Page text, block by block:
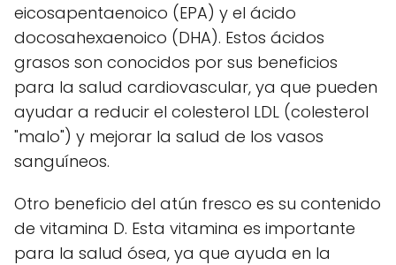
eicosapentaenoico (EPA) y el ácido
docosahexaenoico (DHA). Estos ácidos
grasos son conocidos por sus beneficios
para la salud cardiovascular, ya que pueden
ayudar a reducir el colesterol LDL (colesterol
"malo") y mejorar la salud de los vasos
sanguíneos.
Otro beneficio del atún fresco es su contenido
de vitamina D. Esta vitamina es importante
para la salud ósea, ya que ayuda en la